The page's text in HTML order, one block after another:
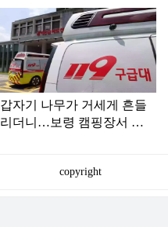
갑자기 나무가 거세게 흔들
리더니…보령 캠핑장서 일
copyright